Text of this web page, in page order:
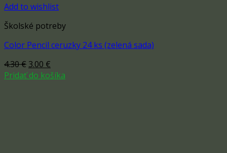
Add to wishlist
Školské potreby
Color Pencil ceruzky 24 ks (zelená sada)
4.30€ Original
price
3.00 €
price
Pridať do košíka